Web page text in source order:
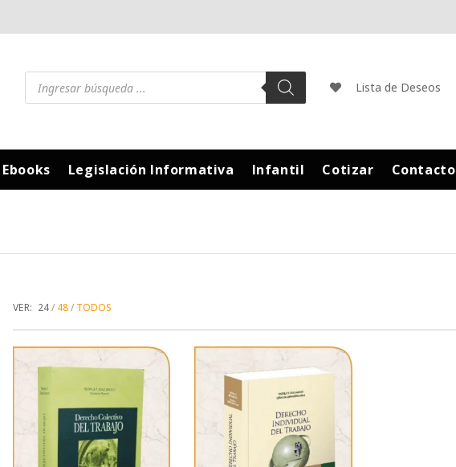
Lista de Deseos
Ebooks Legislación Informativa Infantil Cotizar Contacto
VER: 24 48 TODOS